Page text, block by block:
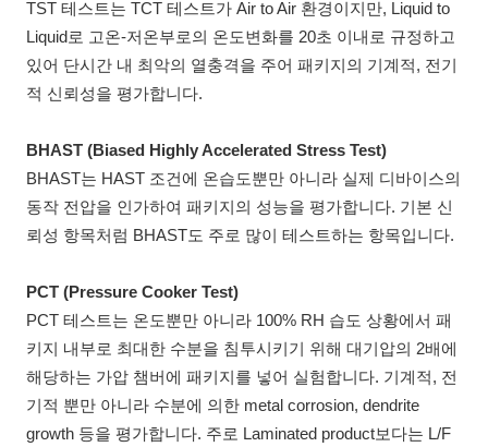
TST 테스트는 TCT 테스트가 Air to Air 환경이지만, Liquid to
Liquid로 고온-저온부로의 온도변화를 20초 이내로 규정하고
있어 단시간 내 최악의 열충격을 주어 패키지의 기계적, 전기
적 신뢰성을 평가합니다.
BHAST (Biased Highly Accelerated Stress Test)
BHAST는 HAST 조건에 온습도뿐만 아니라 실제 디바이스의
동작 전압을 인가하여 패키지의 성능을 평가합니다. 기본 신
뢰성 항목처럼 BHAST도 주로 많이 테스트하는 항목입니다.
PCT (Pressure Cooker Test)
PCT 테스트는 온도뿐만 아니라 100% RH 습도 상황에서 패
키지 내부로 최대한 수분을 침투시키기 위해 대기압의 2배에
해당하는 가압 챔버에 패키지를 넣어 실험합니다. 기계적, 전
기적 뿐만 아니라 수분에 의한 metal corrosion, dendrite
growth 등을 평가합니다. 주로 Laminated product보다는 L/F